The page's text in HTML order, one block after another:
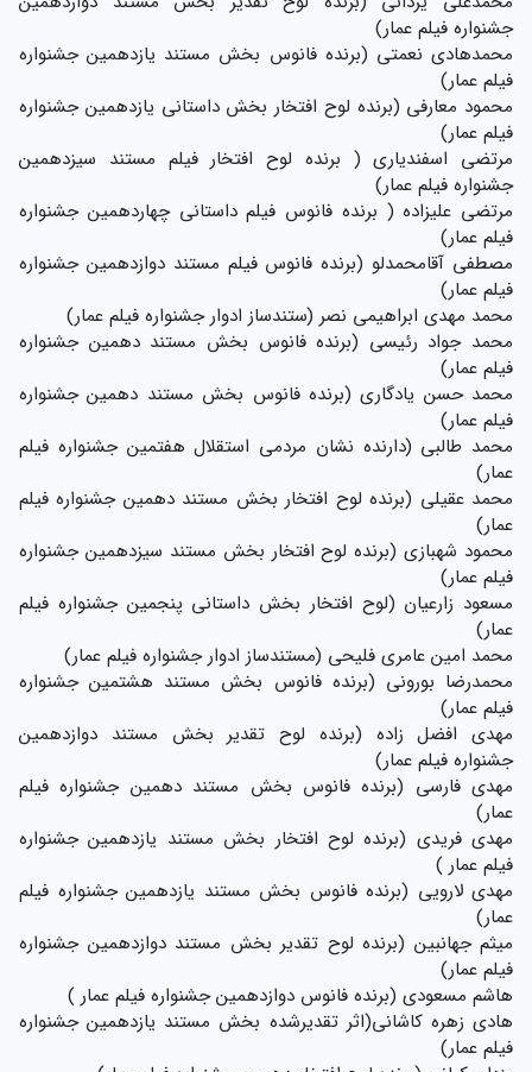
جشنواره فیلم عمار)
محمدهادی نعمتی (برنده فانوس بخش مستند یازدهمین جشنواره
فیلم عمار)
محمود معارفی (برنده لوح افتخار بخش داستانی یازدهمین جشنواره
فیلم عمار)
مرتضی اسفندیاری ( برنده لوح افتخار فیلم مستند سیزدهمین
جشنواره فیلم عمار)
مرتضی علیزاده ( برنده فانوس فیلم داستانی چهاردهمین جشنواره
فیلم عمار)
مصطفی آقامحمدلو (برنده فانوس فیلم مستند دوازدهمین جشنواره
فیلم عمار)
محمد مهدی ابراهیمی نصر (ستندساز ادوار جشنواره فیلم عمار)
محمد جواد رئیسی (برنده فانوس بخش مستند دهمین جشنواره
فیلم عمار)
محمد حسن یادگاری (برنده فانوس بخش مستند دهمین جشنواره
فیلم عمار)
محمد طالبی (دارنده نشان مردمی استقلال هفتمین جشنواره فیلم
عمار)
محمد عقیلی (برنده لوح افتخار بخش مستند دهمین جشنواره فیلم
عمار)
محمود شهبازی (برنده لوح افتخار بخش مستند سیزدهمین جشنواره
فیلم عمار)
مسعود زارعیان (لوح افتخار بخش داستانی پنجمین جشنواره فیلم
عمار)
محمد امین عامری فلیحی (مستندساز ادوار جشنواره فیلم عمار)
محمدرضا بورونی (برنده فانوس بخش مستند هشتمین جشنواره
فیلم عمار)
مهدی افضل زاده (برنده لوح تقدیر بخش مستند دوازدهمین
جشنواره فیلم عمار)
مهدی فارسی (برنده فانوس بخش مستند دهمین جشنواره فیلم
عمار)
مهدی فریدی (برنده لوح افتخار بخش مستند یازدهمین جشنواره
فیلم عمار )
مهدی لارویی (برنده فانوس بخش مستند یازدهمین جشنواره فیلم
عمار)
میثم جهانبین (برنده لوح تقدیر بخش مستند دوازدهمین جشنواره
فیلم عمار)
هاشم مسعودی (برنده فانوس دوازدهمین جشنواره فیلم عمار )
هادی زهره کاشانی(اثر تقدیرشده بخش مستند یازدهمین جشنواره
فیلم عمار)